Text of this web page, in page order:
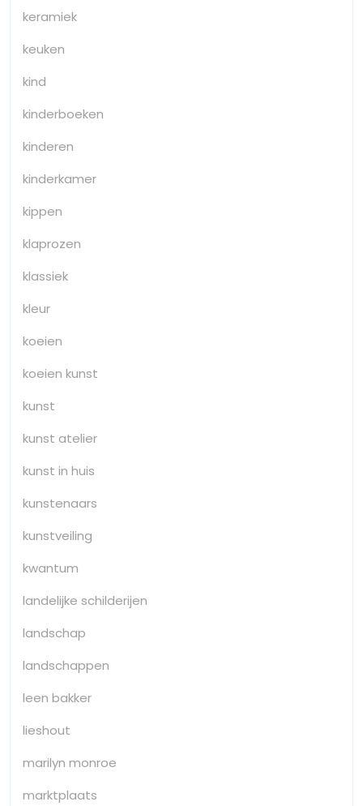
keramiek
keuken
kind
kinderboeken
kinderen
kinderkamer
kippen
klaprozen
klassiek
kleur
koeien
koeien kunst
kunst
kunst atelier
kunst in huis
kunstenaars
kunstveiling
kwantum
landelijke schilderijen
landschap
landschappen
leen bakker
lieshout
marilyn monroe
marktplaats